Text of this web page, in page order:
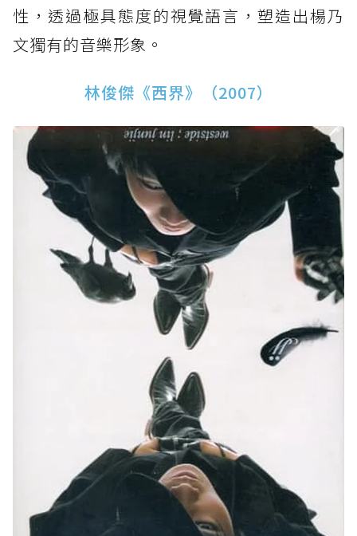
性，透過極具態度的視覺語言，塑造出楊乃
文獨有的音樂形象。
林俊傑《西界》（2007）